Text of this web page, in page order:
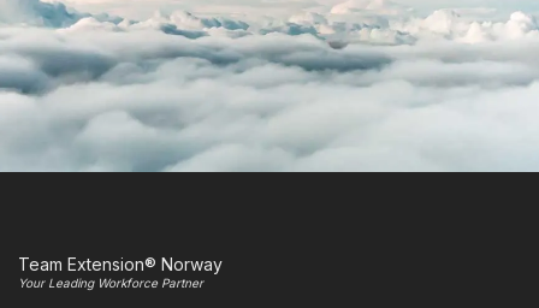
Team Extension® Norway
Your Leading Workforce Partner